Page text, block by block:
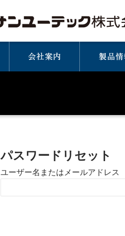
パスワードリセット
ユーザー名またはメールアドレス